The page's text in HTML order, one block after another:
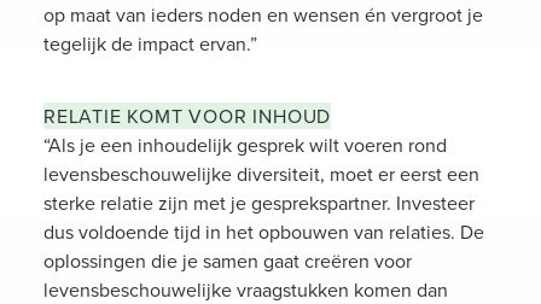
op maat van ieders noden en wensen én vergroot je
tegelijk de impact ervan.”
RELATIE KOMT VOOR INHOUD
“Als je een inhoudelijk gesprek wilt voeren rond
levensbeschouwelijke diversiteit, moet er eerst een
sterke relatie zijn met je gesprekspartner. Investeer
dus voldoende tijd in het opbouwen van relaties. De
oplossingen die je samen gaat creëren voor
levensbeschouwelijke vraagstukken komen dan